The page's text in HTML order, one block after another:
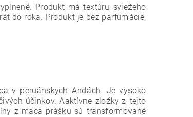
Produkt má textúru sviežeho
do roka. Produkt je bez parfumácie,
v peruánskych Andách. Jevysoko
účinkov. Aaktívne zložky z tejto
z maca prášku sú transformované